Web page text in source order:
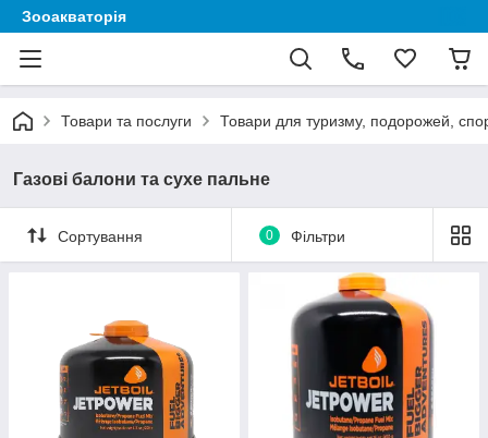
Зооакваторія
Товари та послуги Товари для туризму, подорожей,
Газові балони та сухе пальне
Сортування 0 Фільтри